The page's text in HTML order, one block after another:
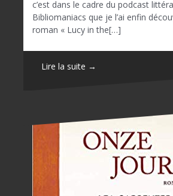
c’est dans le cadre du podcast
Bibliomaniacs que je l’ai enfin
roman « Lucy in the[…]
Lire la suite →